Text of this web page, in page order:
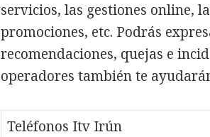
servicios, las gestiones online,
promociones, etc. Podrás
recomendaciones, quejas e
operadores también te
Teléfonos Itv Irún